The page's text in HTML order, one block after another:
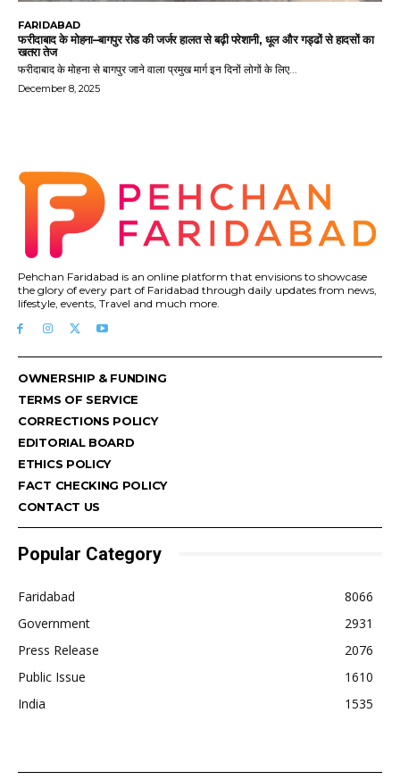
FARIDABAD
फरीदाबाद के मोहना–बागपुर रोड की जर्जर हालत से बढ़ी परेशानी, धूल और गड्ढों से हादसों का
खतरा तेज
फरीदाबाद के मोहना से बागपुर जाने वाला प्रमुख मार्ग इन दिनों लोगों के लिए...
December 8, 2025
Pehchan Faridabad is an online platform that envisions to showcase
the glory of every part of Faridabad through daily updates from news,
lifestyle, events, Travel and much more.
OWNERSHIP & FUNDING
TERMS OF SERVICE
CORRECTIONS POLICY
EDITORIAL BOARD
ETHICS POLICY
FACT CHECKING POLICY
CONTACT US
Popular Category
Faridabad
8066
Government
2931
Press Release
2076
Public Issue
1610
India
1535